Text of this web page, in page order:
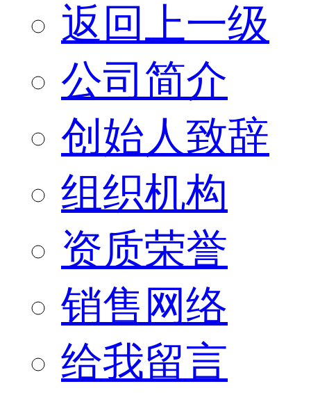
返回上一级
公司简介
创始人致辞
组织机构
资质荣誉
销售网络
给我留言